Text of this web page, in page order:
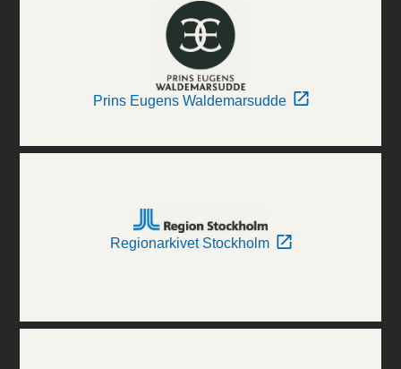
Prins Eugens Waldemarsudde
Regionarkivet Stockholm